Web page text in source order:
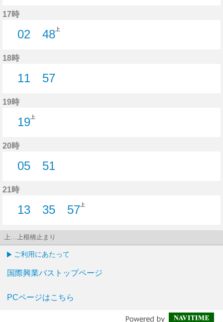
17時
02
48 上
18時
11
57
19時
19 上
20時
05
51
21時
13
35
57 上
上…上根橋止まり
ご利用にあたって
国際興業バストップページ
PCページはこちら